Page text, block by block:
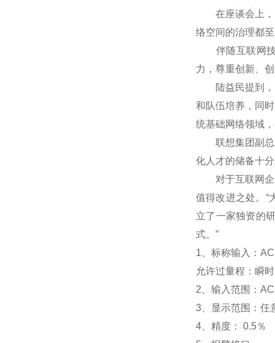
在座谈会上，网
络空间的治理都
伴随互联网技
力，尊重创新、
陆益民提到，
和队伍培养，同
统基础网络领域
联想集团副总裁
化人才的储备十
对于互联网企业
值得改进之处。“
立了一家独资的
式。”
1 、标称输入：
允许过量程：瞬
2 、输入范围：
3
显示范围： 任
4 、精度： 0.5％